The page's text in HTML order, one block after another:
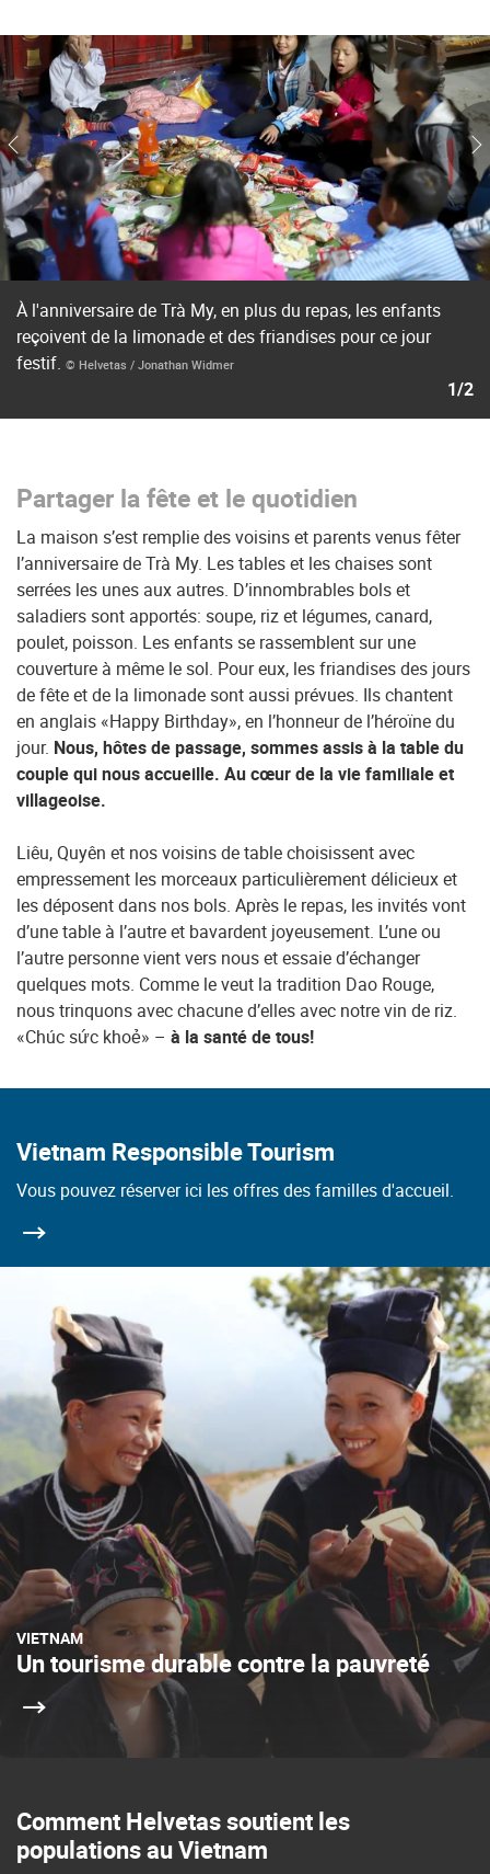
À l'anniversaire de Trà My, en plus du repas, les enfants
reçoivent de la limonade et des friandises pour ce jour
festif. © Helvetas / Jonathan Widmer
1/2
Partager la fête et le quotidien
La maison s’est remplie des voisins et parents venus fêter
l’anniversaire de Trà My. Les tables et les chaises sont
serrées les unes aux autres. D’innombrables bols et
saladiers sont apportés: soupe, riz et légumes, canard,
poulet, poisson. Les enfants se rassemblent sur une
couverture à même le sol. Pour eux, les friandises des jours
de fête et de la limonade sont aussi prévues. Ils chantent
en anglais «Happy Birthday», en l’honneur de l’héroïne du
jour. Nous, hôtes de passage, sommes assis à la table du
couple qui nous accueille. Au cœur de la vie familiale et
villageoise.
Liêu, Quyên et nos voisins de table choisissent avec
empressement les morceaux particulièrement délicieux et
les déposent dans nos bols. Après le repas, les invités vont
d’une table à l’autre et bavardent joyeusement. L’une ou
l’autre personne vient vers nous et essaie d’échanger
quelques mots. Comme le veut la tradition Dao Rouge,
nous trinquons avec chacune d’elles avec notre vin de riz.
«Chúc sức khoẻ» – à la santé de tous!
Vietnam Responsible Tourism
Vous pouvez réserver ici les offres des familles d'accueil.
VIETNAM
Un tourisme durable contre la pauvreté
Comment Helvetas soutient les
populations au Vietnam